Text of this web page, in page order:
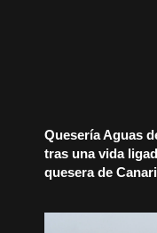
Quesería Aguas
tras una vida
quesera de